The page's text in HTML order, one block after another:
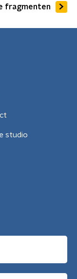
fragmenten
studio